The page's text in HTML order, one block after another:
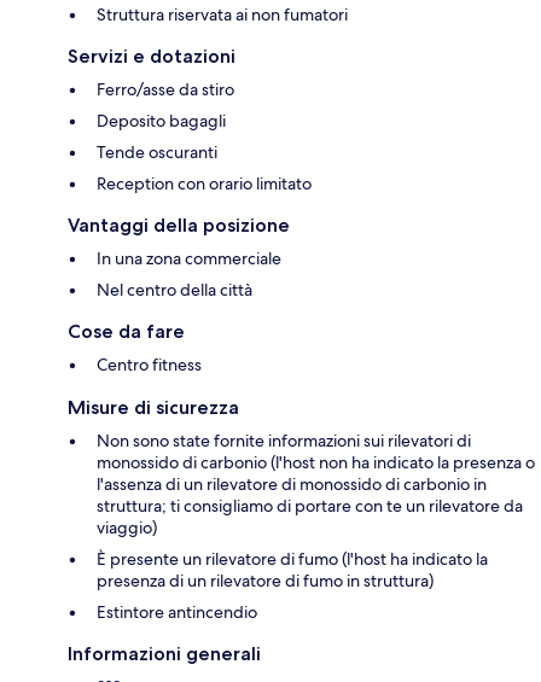
Struttura riservata ai non fumatori
Servizi e dotazioni
Ferro/asse da stiro
Deposito bagagli
Tende oscuranti
Reception con orario limitato
Vantaggi della posizione
In una zona commerciale
Nel centro della città
Cose da fare
Centro fitness
Misure di sicurezza
Non sono state fornite informazioni sui rilevatori di
monossido di carbonio (l'host non ha indicato la presenza o
l'assenza di un rilevatore di monossido di carbonio in
struttura; ti consigliamo di portare con te un rilevatore da
viaggio)
È presente un rilevatore di fumo (l'host ha indicato la
presenza di un rilevatore di fumo in struttura)
Estintore antincendio
Informazioni generali